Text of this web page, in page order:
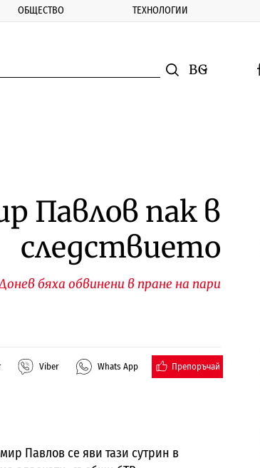
ОБЩЕСТВО ТЕХНОЛОГИИ
Смяна на
Павлов пак в
следствието
бяха обвинени в пране на пари
Viber Whats App Препоръчай
Павлов се яви тази сутрин в